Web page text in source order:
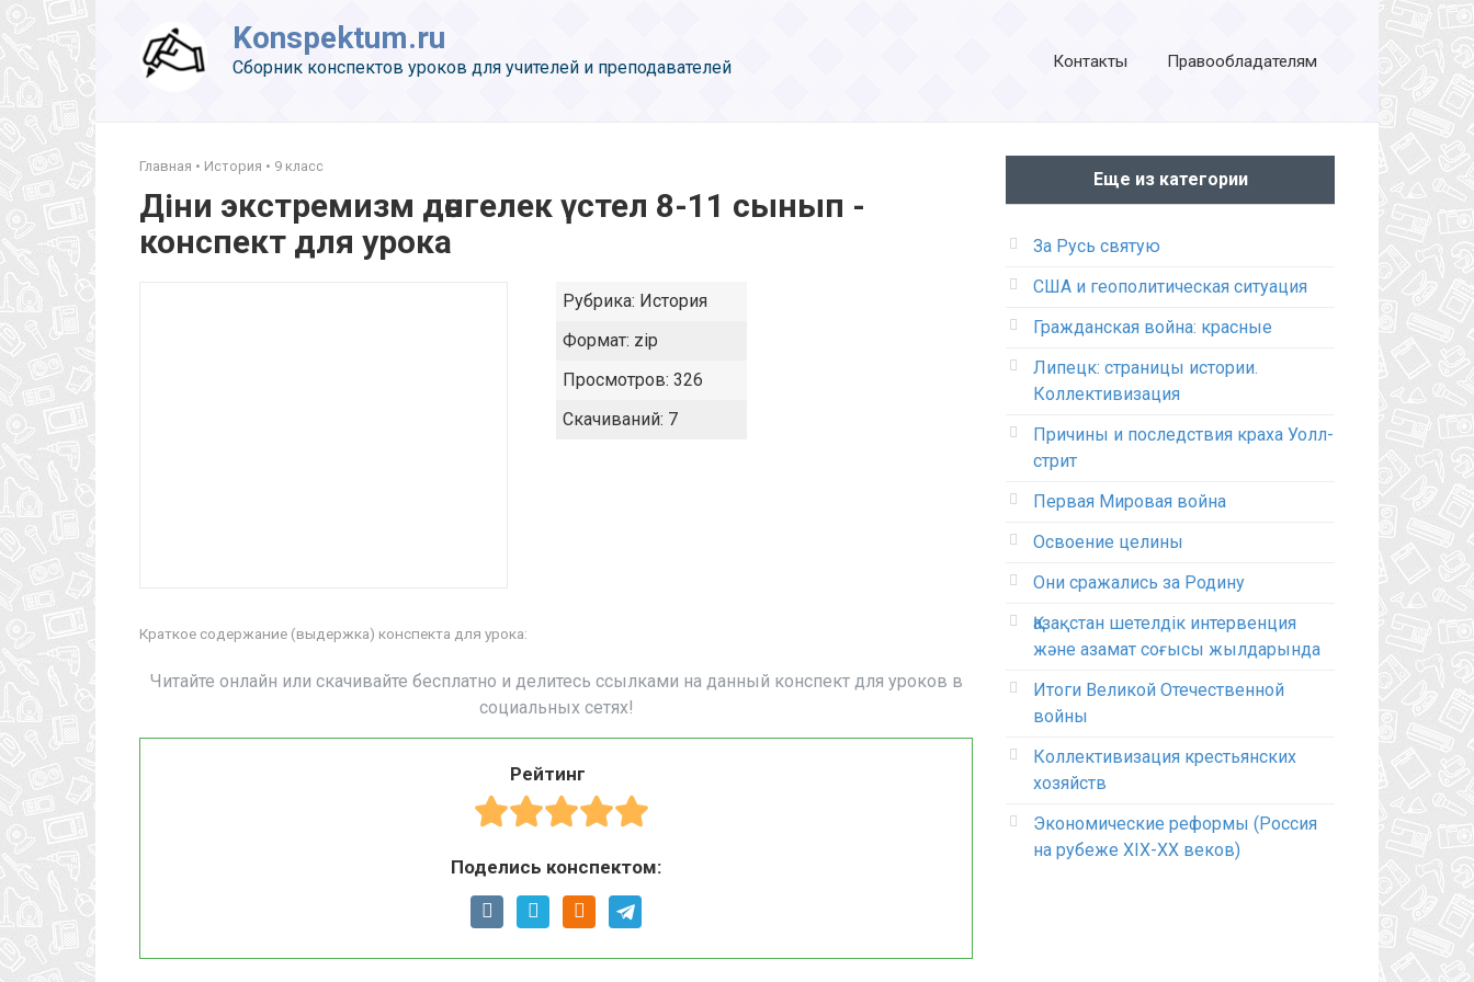
Перейти
к
контенту
Konspektum.ru
Сборник конспектов уроков для учителей и преподавателей Контакты Правообладателям
Главная • История • 9 класс
Діни экстремизм дөнгелек үстел 8-11 сынып -
конспект для урока
Рубрика: История
Формат: zip
Просмотров: 326
Скачиваний: 7
Краткое содержание (выдержка) конспекта для урока:
Читайте онлайн или скачивайте бесплатно и делитесь ссылками на данный конспект для уроков в
социальных сетях!
Рейтинг
Поделись конспектом:
Еще из категории
За Русь святую
США и геополитическая ситуация
Гражданская война: красные
Липецк: страницы истории.
Коллективизация
Причины и последствия краха Уолл-
стрит
Первая Мировая война
Освоение целины
Они сражались за Родину
Қазақстан шетелдік интервенция
және азамат соғысы жылдарында
Итоги Великой Отечественной
войны
Коллективизация крестьянских
хозяйств
Экономические реформы (Россия
на рубеже XIX-XX веков)